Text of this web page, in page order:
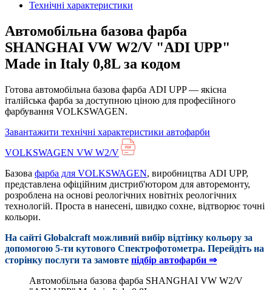
Технічні характеристики
Автомобільна базова фарба
SHANGHAI VW W2/V "ADI UPP"
Made in Italy 0,8L за кодом
Готова автомобільна базова фарба ADI UPP — якісна
італійська фарба за доступною ціною для професійного
фарбування VOLKSWAGEN.
Завантажити технічні характеристики автофарби
VOLKSWAGEN VW W2/V
Базова фарба для VOLKSWAGEN, виробництва ADI UPP,
представлена офіційним дистриб'ютором для авторемонту,
розроблена на основі реологічних новітніх реологічних
технологій. Проста в нанесені, швидко сохне, відтворює точні
кольори.
На сайті Globalcraft можливий вибір відтінку кольору за
допомогою 5-ти кутового Cпектрофотометра. Перейдіть на
сторінку послуги та замовте підбір автофарби ⇒
Автомобільна базова фарба SHANGHAI VW W2/V